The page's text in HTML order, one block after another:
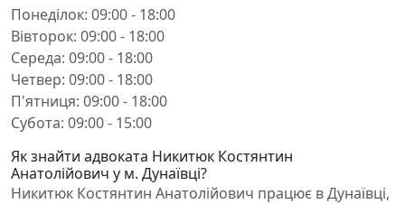
Понеділок: 09:00 - 18:00
Вівторок: 09:00 - 18:00
Середа: 09:00 - 18:00
Четвер: 09:00 - 18:00
П'ятниця: 09:00 - 18:00
Субота: 09:00 - 15:00
Як знайти адвоката Никитюк Костянтин
Анатолійович у м. Дунаївці?
Никитюк Костянтин Анатолійович працює в Дунаївці,